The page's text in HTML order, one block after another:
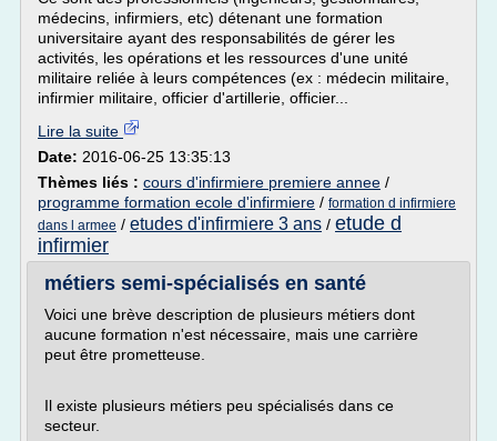
médecins, infirmiers, etc) détenant une formation
universitaire ayant des responsabilités de gérer les
activités, les opérations et les ressources d'une unité
militaire reliée à leurs compétences (ex : médecin militaire,
infirmier militaire, officier d'artillerie, officier...
Lire la suite
Date: 2016-06-25 13:35:13
Thèmes liés : cours d'infirmiere premiere annee /
programme formation ecole d'infirmiere / formation d infirmiere
dans l armee / etudes d'infirmiere 3 ans / etude d
infirmier
métiers semi-spécialisés en santé
Voici une brève description de plusieurs métiers dont
aucune formation n'est nécessaire, mais une carrière
peut être prometteuse.
Il existe plusieurs métiers peu spécialisés dans ce
secteur.